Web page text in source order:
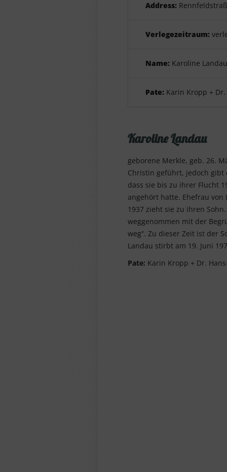
Address:
Verlegezeitraum:
Name: Karoline Landau
Pate: Karin Kropp +
Karoline Landau
geborene Merkle, geb. 26.
Christin geführt, jedoch gibt
dass sie bis zu ihrer Flucht
angehört hatte. Ehefrau von
1937 zieht sie zu ihren
weggenommen mit der
weg“. Zu dieser Zeit ist der
Landau stirbt am 19. Juni
Pate: Karin Kropp + Dr.